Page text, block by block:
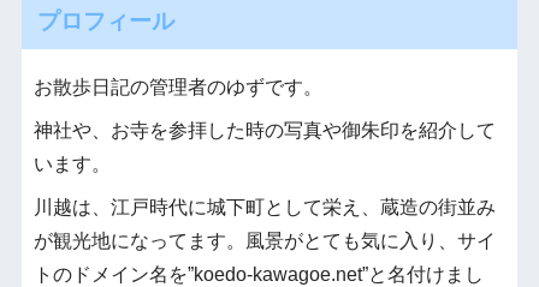
プロフィール
お散歩日記の管理者のゆずです。
神社や、お寺を参拝した時の写真や御朱印を紹介して
います。
川越は、江戸時代に城下町として栄え、蔵造の街並み
が観光地になってます。風景がとても気に入り、サイ
トのドメイン名を”koedo-kawagoe.net”と名付けまし